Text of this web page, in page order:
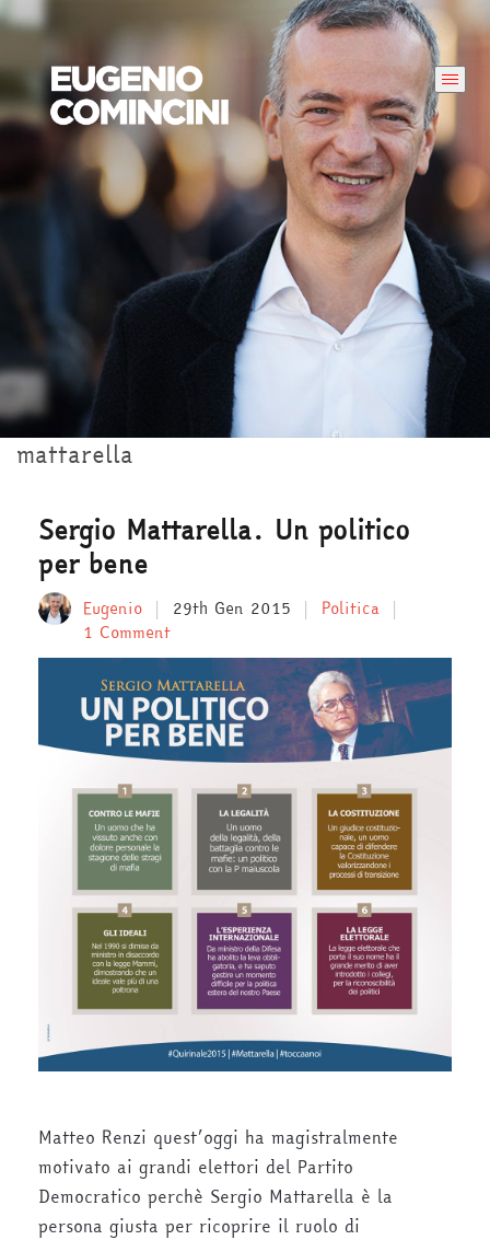
mattarella
Sergio Mattarella. Un politico
per bene
Eugenio 29th Gen 2015
Politica
1 Comment
Matteo Renzi quest’oggi ha magistralmente
motivato ai grandi elettori del Partito
Democratico perchè Sergio Mattarella è la
persona giusta per ricoprire il ruolo di